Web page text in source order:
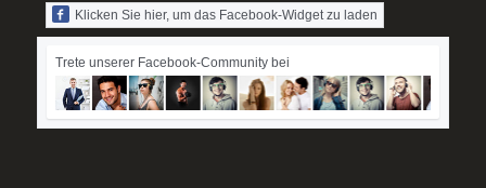
Klicken Sie hier, um das Facebook-Widget zu laden
Trete unserer Facebook-Community bei